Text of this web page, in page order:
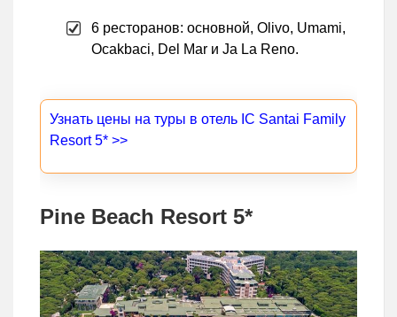
6 ресторанов: основной, Olivo, Umami,
Ocakbaci, Del Mar и Ja La Reno.
Узнать цены на туры в отель IC Santai Family
Resort 5* >>
Pine Beach Resort 5*